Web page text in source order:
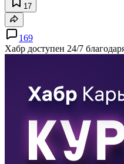
17
169
Хабр доступен 24/7